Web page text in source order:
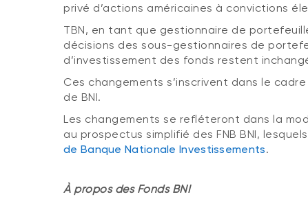
privé d’actions américaines à convictions
TBN, en tant que gestionnaire de
décisions des sous-gestionnaires de
d’investissement des fonds restent
Ces changements s’inscrivent dans le
de BNI.
Les changements se refléteront dans la
au prospectus simplifié des FNB BNI,
de Banque Nationale Investissements.
À propos des Fonds BNI